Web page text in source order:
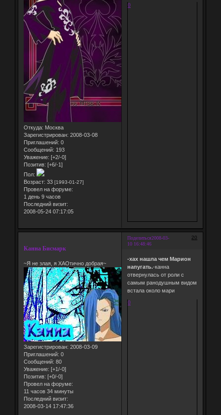
Откуда: Москва
Зарегистрирован: 2008-03-08
Приглашений: 0
Сообщений: 193
Уважение: [+2/-0]
Позитив: [+6/-1]
Пол:
Возраст: 33 [1993-01-27]
Провел на форуме:
1 день 9 часов
Последний визит:
2008-05-24 07:17:05
0
Поделиться 20
2008-03-
10 16:48:46
Канна Бисмарк
~Я не злая, я ХАОтично добрая~
Зарегистрирован: 2008-03-09
Приглашений: 0
Сообщений: 80
Уважение: [+1/-0]
Позитив: [+0/-0]
Провел на форуме:
11 часов 34 минуты
Последний визит:
2008-03-14 17:47:36
-хах нашла чем Марион
напугать.-канна
отвернулась от роли с
самым ранодушным видом
встала около мари
0